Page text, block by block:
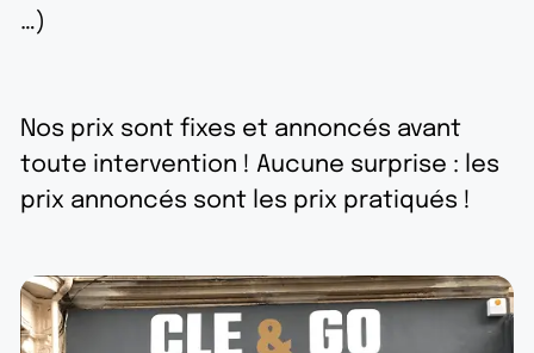
…)
Nos prix sont fixes et annoncés avant
toute intervention ! Aucune surprise : les
prix annoncés sont les prix pratiqués !